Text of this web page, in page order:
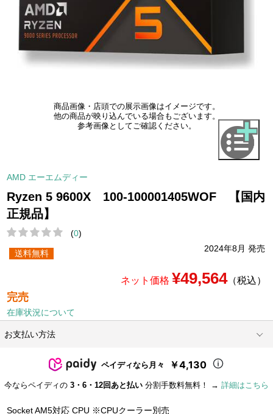
商品画像・店頭での展示画像はイメージです。
他の商品が映り込んでいる場合もございます。
参考画像としてご確認ください。
AMD エーエムディー
Ryzen 5 9600X 100-100001405WOF 【国内
正規品】
(0)
2024年8月 発売
送料無料
ネット価格 ¥49,564（税込）
完売
在庫状況について
お支払い方法
ペイディなら月々 ￥4,130
今ならペイディの 3・6・12回あと払い 分割手数料無料！ → 詳細はこちら
Socket AM5対応 CPU ※CPUクーラー別売